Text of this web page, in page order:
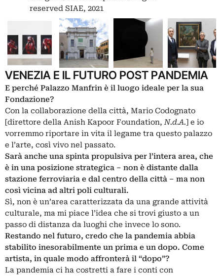
reserved SIAE, 2021
VENEZIA E IL FUTURO POST PANDEMIA
E perché Palazzo Manfrin è il luogo ideale per la sua
Fondazione?
Con la collaborazione della città, Mario Codognato
[direttore della Anish Kapoor Foundation, N.d.A.] e io
vorremmo riportare in vita il legame tra questo palazzo
e l’arte, così vivo nel passato.
Sarà anche una spinta propulsiva per l’intera area, che
è in una posizione strategica – non è distante dalla
stazione ferroviaria e dal centro della città – ma non
così vicina ad altri poli culturali.
Sì, non è un’area caratterizzata da una grande attività
culturale, ma mi piace l’idea che si trovi giusto a un
passo di distanza da luoghi che invece lo sono.
Restando nel futuro, credo che la pandemia abbia
stabilito inesorabilmente un prima e un dopo. Come
artista, in quale modo affronterà il “dopo”?
La pandemia ci ha costretti a fare i conti con